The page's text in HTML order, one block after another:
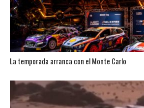
La temporada arranca con el Monte Carlo